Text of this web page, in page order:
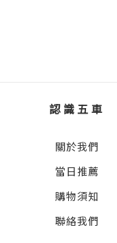
曾經黏人的孩
不再分享心事
絕上學。
父母焦慮又困
3-2避險預警課
繪本《用自己
不盲目的愛，才
為愛畫出安全底
3-3避險預警課
認識五車
關於我們
當日推薦
購物須知
聯絡我們